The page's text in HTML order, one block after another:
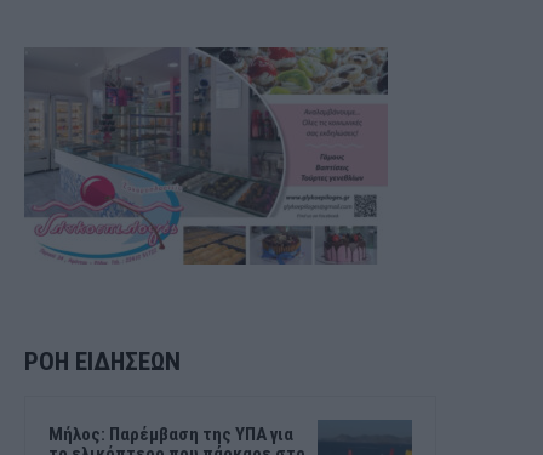
ΡΟΗ ΕΙΔΗΣΕΩΝ
Μήλος: Παρέμβαση της ΥΠΑ για